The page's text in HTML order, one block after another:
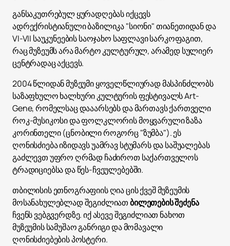
განსაკუთრებულ ყურადღებას იქცევს
ადრექრისტიანული ბაზილიკა "სიონი" თიანეთიდან და
VI-VII საუკუნეების საოჯახო საფლავი სარკოფაგით,
რაც მუზეუმს არა მარტო კულტურულ, არამედ სულიერ
ცენტრადაც აქცევს.
2004 წლიდან მუზეუმი ყოველწლიურად მასპინძლობს
საზაფხულო ხალხური კულტურის ფესტივალს Art-
Gene, რომელსაც დააარსებს და მართავს ქართველი
როკ-მუსიკოსი და ფოლკლორის მოყვარული ზაზა
კორინთელი (ცნობილი როგორც "ზუმბა"). ეს
ღონისძიება იზიდავს უამრავ სტუმარს და საშუალებას
გაძლევთ უფრო ღრმად ჩაძიროთ საქართველოს
ტრადიციებსა და წეს-ჩვეულებებში.
თბილისის ეთნოგრაფიის ღია ცის ქვეშ მუზეუმის
მოსანახულებლად შეგიძლიათბილეთების შეძენა
ჩვენს ვებგვერდზე. იქ ასევე შეგიძლიათ ნახოთ
მუზეუმის სამუშაო განრიგი და მომავალი
ღონისძიებების პოსტერი.